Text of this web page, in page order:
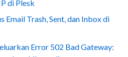
di Plesk
Email Trash, Sent, dan Inbox di
Error 502 Bad Gateway: